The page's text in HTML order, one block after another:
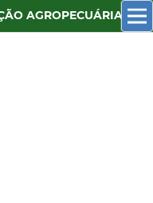
SIMPÓSIO NACIONAL DE PRODUÇÃO AGROPECUÁRIA SUSTENTÁVEL